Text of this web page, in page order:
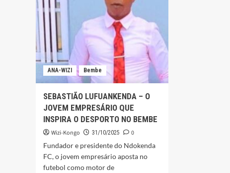
ANA-WIZI Bembe
SEBASTIÃO LUFUANKENDA – O
JOVEM EMPRESÁRIO QUE
INSPIRA O DESPORTO NO BEMBE
Wizi-Kongo 31/10/2025
0
Fundador e presidente do Ndokenda
FC, o jovem empresário aposta no
futebol como motor de